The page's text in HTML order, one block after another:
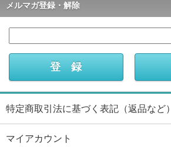
メルマガ登録・解除
特定商取引法に基づく表記（返品など）
マイアカウント